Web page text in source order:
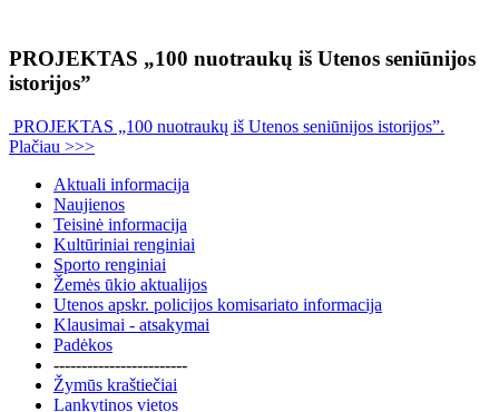
PROJEKTAS „100 nuotraukų iš Utenos seniūnijos
istorijos”
PROJEKTAS „100 nuotraukų iš Utenos seniūnijos istorijos”.
Plačiau >>>
Aktuali informacija
Naujienos
Teisinė informacija
Kultūriniai renginiai
Sporto renginiai
Žemės ūkio aktualijos
Utenos apskr. policijos komisariato informacija
Klausimai - atsakymai
Padėkos
------------------------
Žymūs kraštiečiai
Lankytinos vietos